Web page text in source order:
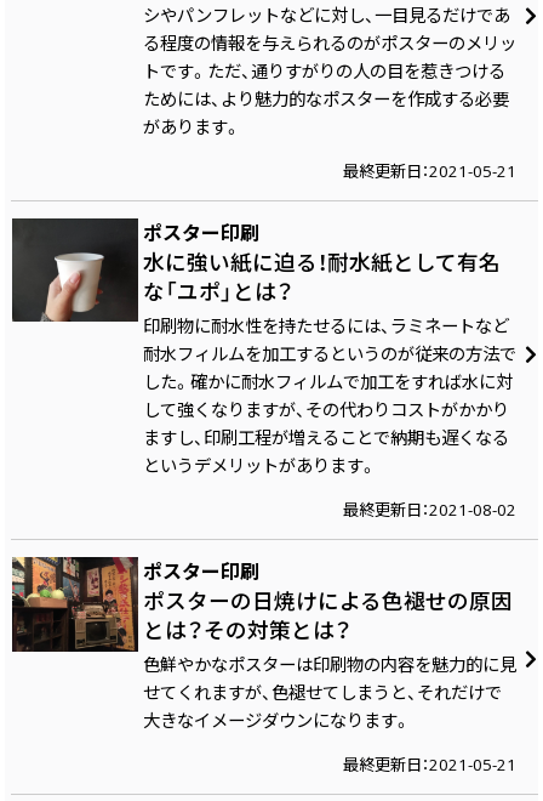
シやパンフレットなどに対し、一目見るだけであ
る程度の情報を与えられるのがポスターのメリッ
トです。ただ、通りすがりの人の目を惹きつける
ためには、より魅力的なポスターを作成する必要
があります。
最終更新日：2021-05-21
ポスター印刷
水に強い紙に迫る！耐水紙として有名
な「ユポ」とは？
印刷物に耐水性を持たせるには、ラミネートなど
耐水フィルムを加工するというのが従来の方法で
した。確かに耐水フィルムで加工をすれば水に対
して強くなりますが、その代わりコストがかかり
ますし、印刷工程が増えることで納期も遅くなる
というデメリットがあります。
最終更新日：2021-08-02
ポスター印刷
ポスターの日焼けによる色褪せの原因
とは？その対策とは？
色鮮やかなポスターは印刷物の内容を魅力的に見
せてくれますが、色褪せてしまうと、それだけで
大きなイメージダウンになります。
最終更新日：2021-05-21